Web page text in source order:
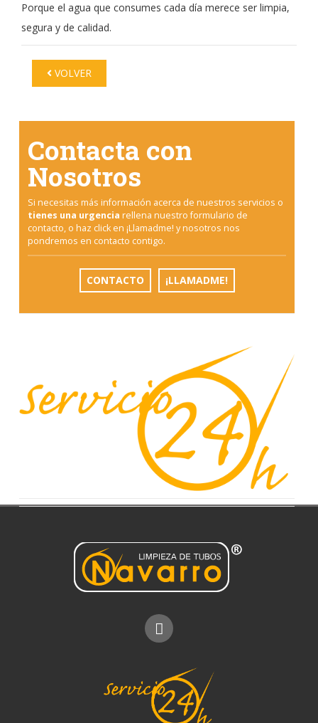
Porque el agua que consumes cada día merece ser limpia,
segura y de calidad.
VOLVER
Contacta con
Nosotros
Si necesitas más información acerca de nuestros servicios o
tienes una urgencia rellena nuestro formulario de
contacto, o haz click en ¡Llamadme! y nosotros nos
pondremos en contacto contigo.
CONTACTO ¡LLAMADME!